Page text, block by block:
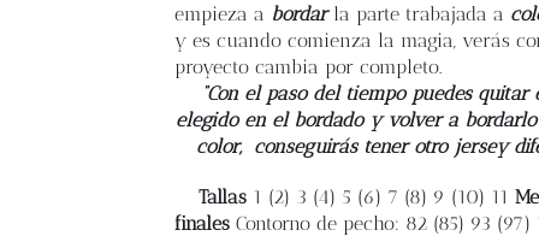
empieza a bordarla parte trabajada a
y es cuando comienza la magia, verás
proyecto cambia por completo.
“Con el paso del tiempo puedes quitar
elegido en el bordado y volver a
color,
conseguirás tener otro jersey
Tallas 1 (2) 3 (4) 5 (6) 7 (8) 9 (10) 11
finales Contorno de pecho: 82 (85) 93 (97)